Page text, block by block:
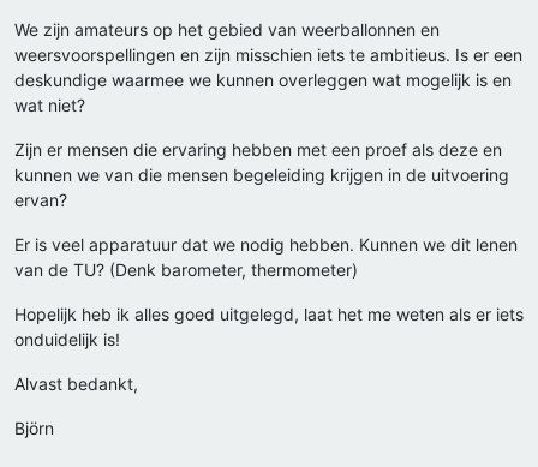
We zijn amateurs op het gebied van weerballonnen en
weersvoorspellingen en zijn misschien iets te ambitieus. Is er een
deskundige waarmee we kunnen overleggen wat mogelijk is en
wat niet?
Zijn er mensen die ervaring hebben met een proef als deze en
kunnen we van die mensen begeleiding krijgen in de uitvoering
ervan?
Er is veel apparatuur dat we nodig hebben. Kunnen we dit lenen
van de TU? (Denk barometer, thermometer)
Hopelijk heb ik alles goed uitgelegd, laat het me weten als er iets
onduidelijk is!
Alvast bedankt,
Björn